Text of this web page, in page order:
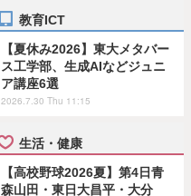
教育ICT
【夏休み2026】東大メタバー
ス工学部、生成AIなどジュニ
ア講座6選
2026.7.30 Thu 11:15
生活・健康
【高校野球2026夏】第4日青
森山田・東日大昌平・大分